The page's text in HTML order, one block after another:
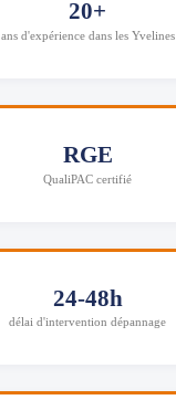
20+
ans d'expérience dans les Yvelines
RGE
QualiPAC certifié
24-48h
délai d'intervention dépannage